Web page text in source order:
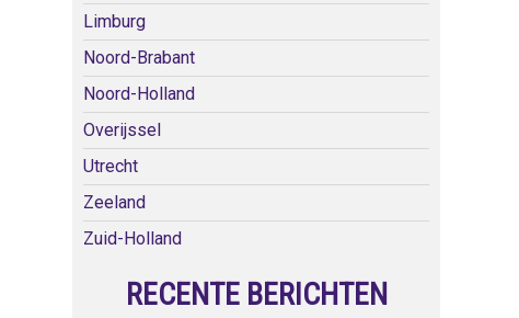
Limburg
Noord-Brabant
Noord-Holland
Overijssel
Utrecht
Zeeland
Zuid-Holland
RECENTE BERICHTEN